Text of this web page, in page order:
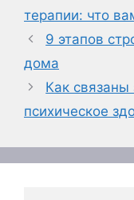
терапии: что
9 этапов
дома
Как связаны
психическое